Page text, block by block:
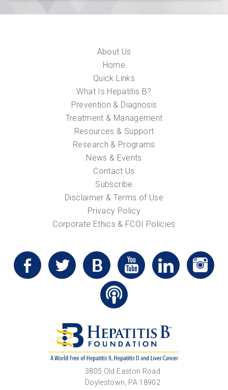
About Us
Home
Quick Links
What Is Hepatitis B?
Prevention & Diagnosis
Treatment & Management
Resources & Support
Research & Programs
News & Events
Contact Us
Subscribe
Disclaimer & Terms of Use
Privacy Policy
Corporate Ethics & FCOI Policies
3805 Old Easton Road
Doylestown, PA 18902